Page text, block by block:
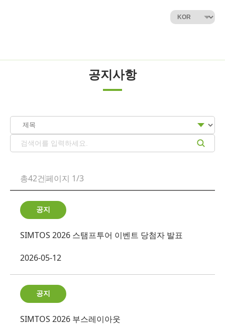
공지사항
총42건페이지 1/3
공지
SIMTOS 2026 스탬프투어 이벤트 당첨자 발표
2026-05-12
공지
SIMTOS 2026 부스레이아웃